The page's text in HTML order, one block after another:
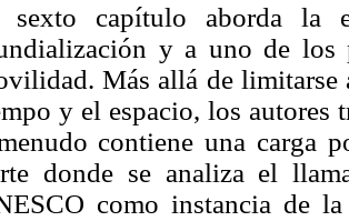
sexto capítulo aborda
y a uno de los
Más allá de limitarse
y el espacio, los autores
contiene una carga
donde se analiza el
como instancia de